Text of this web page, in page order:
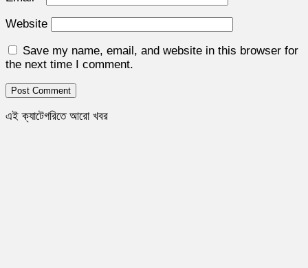
Website
Save my name, email, and website in this browser for
the next time I comment.
এই ক্যাটেগরিতে আরো খবর